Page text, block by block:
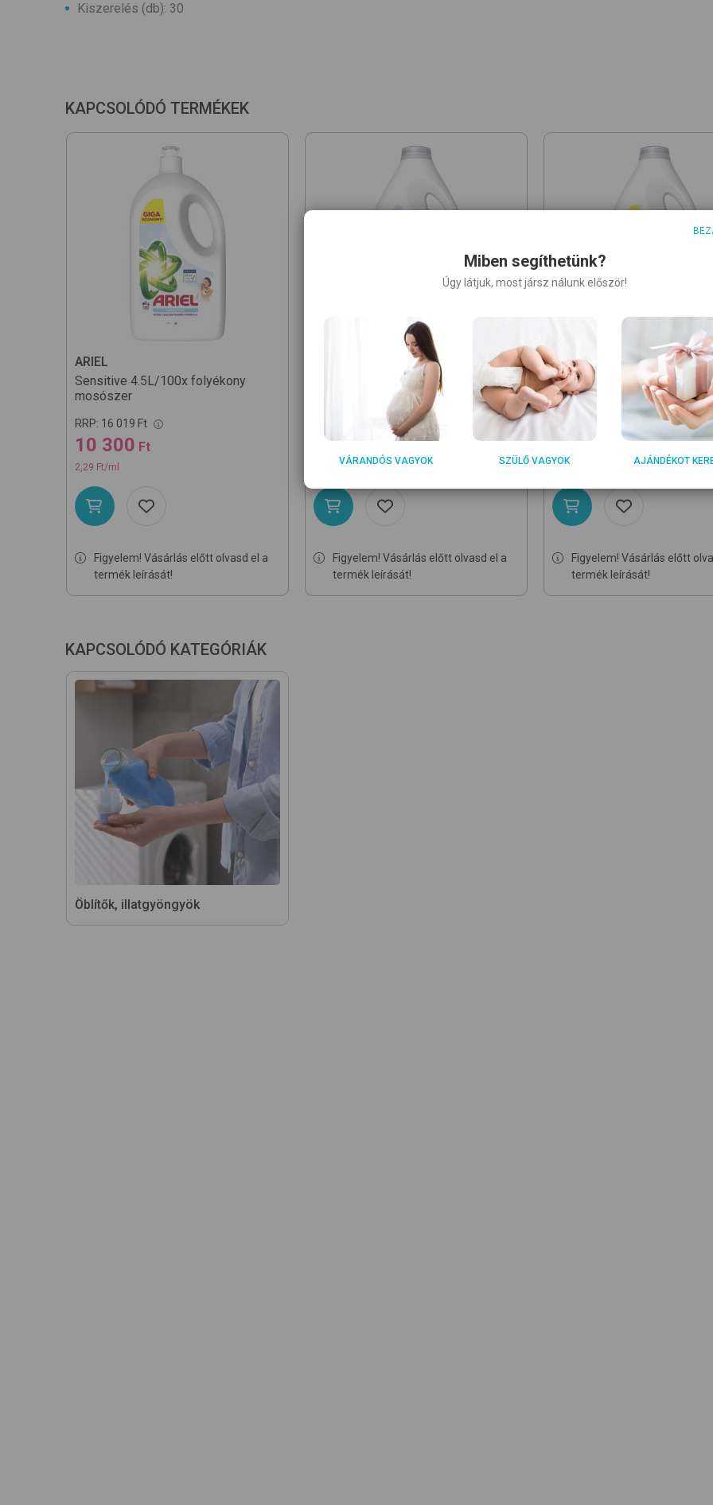
Kiszerelés (db): 30
KAPCSOLÓDÓ TERMÉKEK
ARIEL
Sensitive 4.5L/100x folyékony
mosószer
RRP: 16 019 Ft
10 300 Ft
2,29 Ft/ml
Figyelem! Vásárlás előtt olvasd el a
termék leírását!
Sensitive 2.25L/50x
folyékony
6 180
2,75 Ft/ml
Figyelem! Vásárlás előtt olvasd el a
termék leírását!
ARIEL
Sensitive 2.7L/60x
mosószer
RRP:
7 190
2,66 Ft/ml
Figyelem! Vásárlás előtt
termék leírását!
KAPCSOLÓDÓ KATEGÓRIÁK
Öblítők, illatgyöngyök
Miben segíthetünk?
Úgy látjuk, most jársz nálunk először!
VÁRANDÓS VAGYOK SZÜLŐ VAGYOK AJÁNDÉKOT